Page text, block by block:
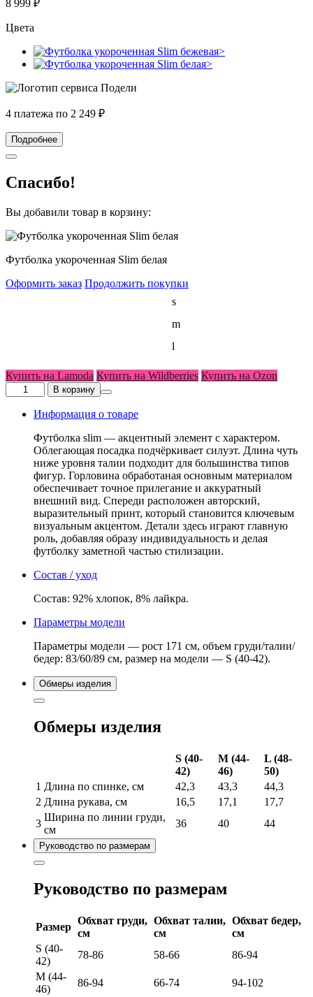
8 999 ₽
Цвета
4 платежа по 2 249 ₽
Подробнее
Спасибо!
Вы добавили товар в корзину:
Футболка укороченная Slim белая
Оформить заказ Продолжить покупки
s
m
l
Купить на Lamoda Купить на Wildberries Купить на Ozon
Количество
товара
Футболка
В корзину
Информация о товаре
Футболка slim — акцентный элемент с характером.
Облегающая посадка подчёркивает силуэт. Длина чуть
ниже уровня талии подходит для большинства типов
фигур. Горловина обработаная основным материалом
обеспечивает точное прилегание и аккуратный
внешний вид. Спереди расположен авторский,
выразительный принт, который становится ключевым
визуальным акцентом. Детали здесь играют главную
роль, добавляя образу индивидуальность и делая
футболку заметной частью стилизации.
Состав / уход
Состав: 92% хлопок, 8% лайкра.
Параметры модели
Параметры модели — рост 171 см, объем груди/талии/
бедер: 83/60/89 см, размер на модели — S (40-42).
Обмеры изделия
Обмеры изделия
S (40-
42)
M (44-
46)
L (48-
50)
1 Длина по спинке, см 42,3 43,3
44,3
2 Длина рукава, см 16,5 17,1
17,7
3
Ширина по линии груди,
см
36 40 44
Руководство по размерам
Руководство по размерам
Размер
Обхват груди,
см
Обхват талии,
см
Обхват бедер,
см
S (40-
42)
78-86 58-66
86-94
M (44-
46)
86-94 66-74
94-102